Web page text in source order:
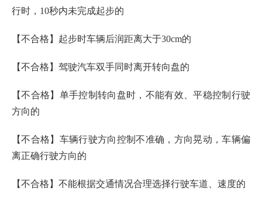
行时，10秒内未完成起步的
【不合格】起步时车辆后润距离大于30cm的
【不合格】驾驶汽车双手同时离开转向盘的
【不合格】单手控制转向盘时，不能有效、平稳控制行驶
方向的
【不合格】车辆行驶方向控制不准确，方向晃动，车辆偏
离正确行驶方向的
【不合格】不能根据交通情况合理选择行驶车道、速度的